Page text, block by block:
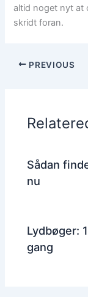
altid noget nyt at
skridt foran.
PREVIOUS
Sådan
nu
Lydbøger:
gang